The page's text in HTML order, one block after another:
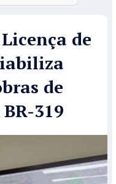
de
de
319